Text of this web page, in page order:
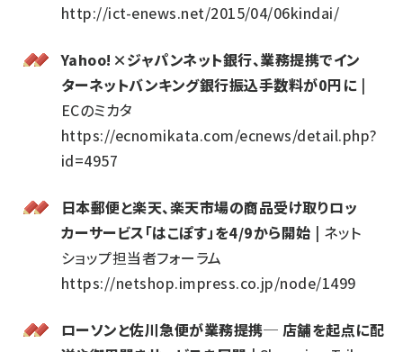
http://ict-enews.net/2015/04/06kindai/
Yahoo!×ジャパンネット銀行、業務提携でイン
ターネットバンキング銀行振込手数料が0円に|
ECのミカタ
https://ecnomikata.com/ecnews/detail.php?
id=4957
日本郵便と楽天、楽天市場の商品受け取りロッ
カーサービス「はこぽす」を4/9から開始 | ネット
ショップ担当者フォーラム
https://netshop.impress.co.jp/node/1499
ローソンと佐川急便が業務提携─ 店舗を起点に配